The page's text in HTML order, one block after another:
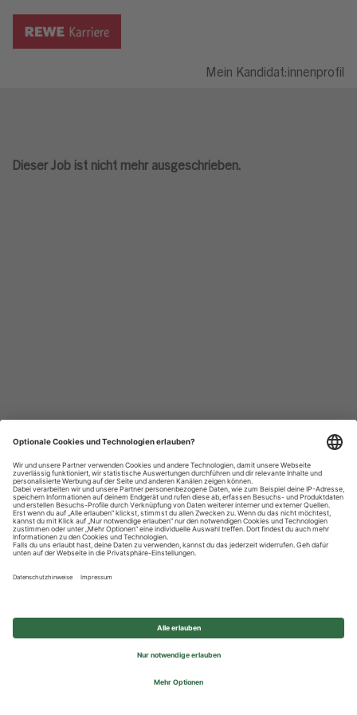
Mein Kandidat:innenprofil
Dieser Job ist nicht mehr ausgeschrieben.
Datenschutzhinweise
Impressum
Privatsphäre-Einstellungen
© 2026 REWE Group - All rights reserved